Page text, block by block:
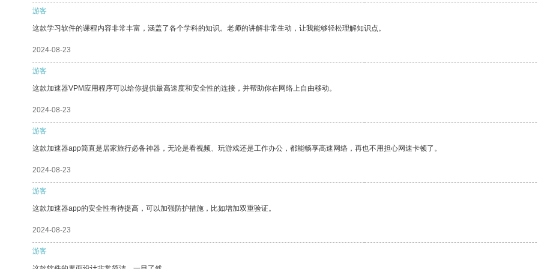
游客
这款学习软件的课程内容非常丰富，涵盖了各个学科的知识。老师的讲解非常生动，让我能够轻松理解知识点。
2024-08-23
游客
这款加速器VPM应用程序可以给你提供最高速度和安全性的连接，并帮助你在网络上自由移动。
2024-08-23
游客
这款加速器app简直是居家旅行必备神器，无论是看视频、玩游戏还是工作办公，都能畅享高速网络，再也不用担心网速卡顿了。
2024-08-23
游客
这款加速器app的安全性有待提高，可以加强防护措施，比如增加双重验证。
2024-08-23
游客